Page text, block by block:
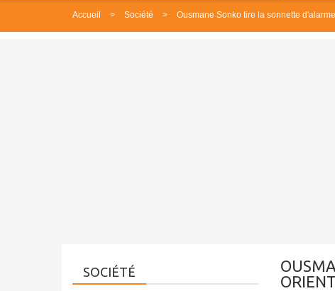
Accueil Société Ousmane Sonko tire la sonnette
SOCIÉTÉ